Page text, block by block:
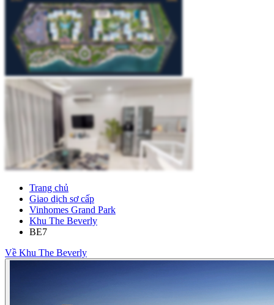
Trang chủ
Giao dịch sơ cấp
Vinhomes Grand Park
Khu The Beverly
BE7
Về Khu The Beverly